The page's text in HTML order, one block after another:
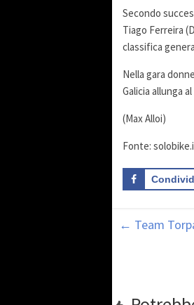
Secondo
Tiago Ferreira
classifica
Nella gara
Galicia allunga
(Max Alloi)
Fonte:
← Team